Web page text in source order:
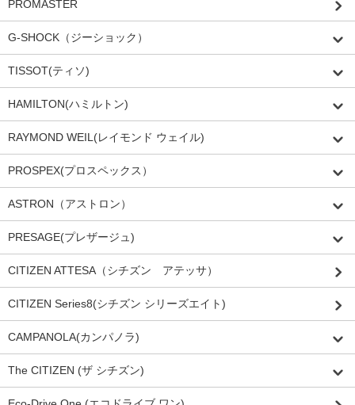
PROMASTER
G-SHOCK（ジーショック）
TISSOT(ティソ)
HAMILTON(ハミルトン)
RAYMOND WEIL(レイモンド ウェイル)
PROSPEX(プロスペックス）
ASTRON（アストロン）
PRESAGE(プレザージュ)
CITIZEN ATTESA（シチズン アテッサ）
CITIZEN Series8(シチズン シリーズエイト)
CAMPANOLA(カンパノラ)
The CITIZEN (ザ シチズン)